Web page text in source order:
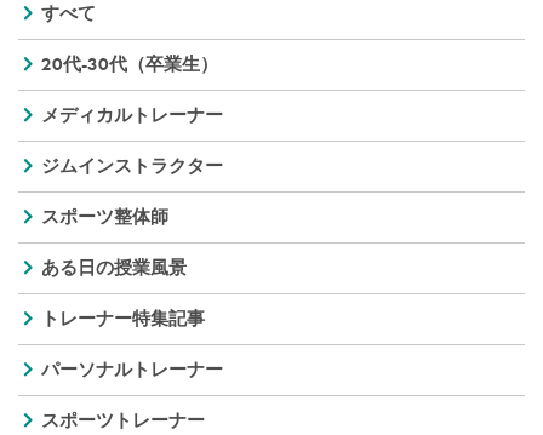
すべて
20代-30代（卒業生）
メディカルトレーナー
ジムインストラクター
スポーツ整体師
ある日の授業風景
トレーナー特集記事
パーソナルトレーナー
スポーツトレーナー